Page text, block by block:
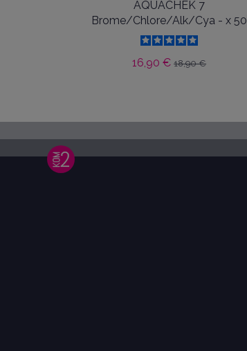
AQUACHEK 7
Brome/Chlore/Alk/Cya - x 50
16,90 €18,90 €